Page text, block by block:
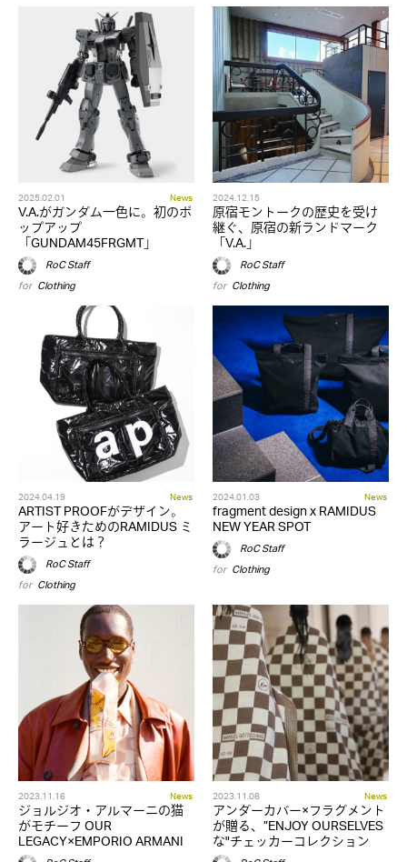
2025.02.01 News
V.A.がガンダム一色に。初のポ
ップアップ
「GUNDAM45FRGMT」
RoC Staff
for Clothing
2024.12.15
原宿モントークの歴史を受け
継ぐ、原宿の新ランドマーク
「V.A.」
RoC Staff
for Clothing
2024.04.19 News
ARTIST PROOFがデザイン。
アート好きためのRAMIDUS ミ
ラージュとは？
RoC Staff
for Clothing
2024.01.03 News
fragment design x RAMIDUS
NEW YEAR SPOT
RoC Staff
for Clothing
2023.11.16 News
ジョルジオ・アルマーニの猫
がモチーフ OUR
LEGACY×EMPORIO ARMANI
2023.11.08 News
アンダーカバー×フラグメント
が贈る、”ENJOY OURSELVES
な"チェッカーコレクション